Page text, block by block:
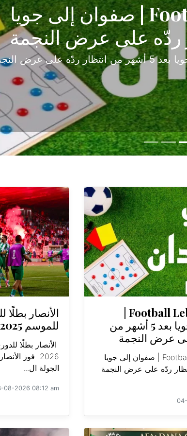
محسن وتنتهي في
الثانية، نجح الإخاء الأهلي عاليه في
صفوان إلى جويا بعد 5 أشهر من
عرض النجمة
خاص Football Lebanon | صفوان إلى جويا
انتظار ردّه على عرض النجمة
الأنصار بطلًا
للموسم 2025-2026
الجولة ال...
08-2026 08:12 am